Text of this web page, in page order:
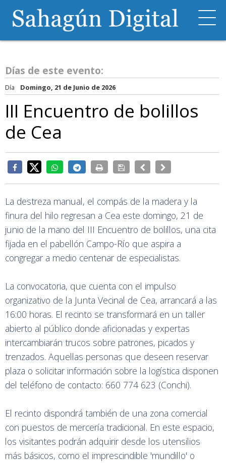
Días de este evento:
Día Domingo, 21 de Junio de 2026
III Encuentro de bolillos
de Cea
La destreza manual, el compás de la madera y la
finura del hilo regresan a Cea este domingo, 21 de
junio de la mano del III Encuentro de bolillos, una cita
fijada en el pabellón Campo-Río que aspira a
congregar a medio centenar de especialistas.
La convocatoria, que cuenta con el impulso
organizativo de la Junta Vecinal de Cea, arrancará a las
16:00 horas. El recinto se transformará en un taller
abierto al público donde aficionadas y expertas
intercambiarán trucos sobre patrones, picados y
trenzados. Aquellas personas que deseen reservar
plaza o solicitar información sobre la logística disponen
del teléfono de contacto: 660 774 623 (Conchi).
El recinto dispondrá también de una zona comercial
con puestos de mercería tradicional. En este espacio,
los visitantes podrán adquirir desde los utensilios
más básicos, como el imprescindible 'mundillo' o